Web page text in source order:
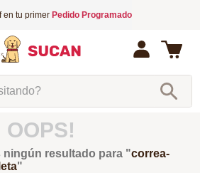
en tu primer Pedido Programado
OOPS!
ningún resultado para "correa-
"